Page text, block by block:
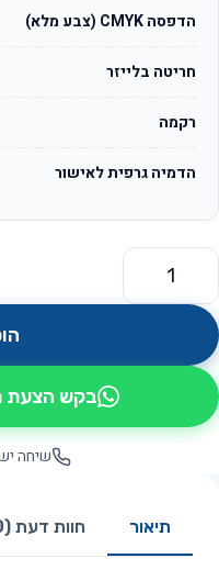
הדפסה CMYK (צבע מלא)
חריטה בלייזר
רקמה
הדמיה גרפית לאישור
כמות של מסגרת ללוחית רישוי
בקש הצעת
שיחה ישירה:
תיאור חוות דעת (0)